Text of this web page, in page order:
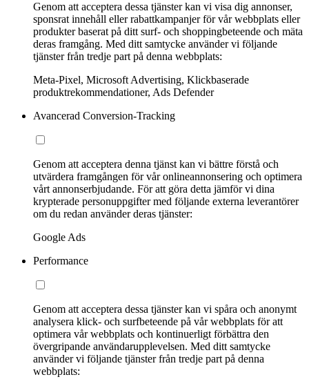
Genom att acceptera dessa tjänster kan vi visa dig annonser,
sponsrat innehåll eller rabattkampanjer för vår webbplats eller
produkter baserat på ditt surf- och shoppingbeteende och mäta
deras framgång. Med ditt samtycke använder vi följande
tjänster från tredje part på denna webbplats:
Meta-Pixel, Microsoft Advertising, Klickbaserade
produktrekommendationer, Ads Defender
Avancerad Conversion-Tracking
Genom att acceptera denna tjänst kan vi bättre förstå och
utvärdera framgången för vår onlineannonsering och optimera
vårt annonserbjudande. För att göra detta jämför vi dina
krypterade personuppgifter med följande externa leverantörer
om du redan använder deras tjänster:
Google Ads
Performance
Genom att acceptera dessa tjänster kan vi spåra och anonymt
analysera klick- och surfbeteende på vår webbplats för att
optimera vår webbplats och kontinuerligt förbättra den
övergripande användarupplevelsen. Med ditt samtycke
använder vi följande tjänster från tredje part på denna
webbplats: